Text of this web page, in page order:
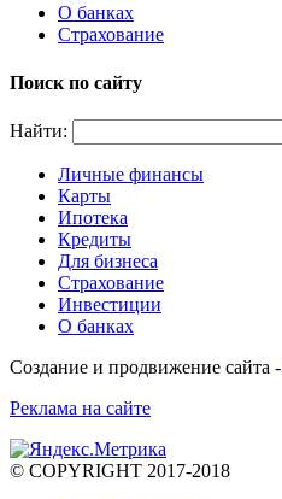
О банках
Страхование
Поиск по сайту
Найти:
Личные финансы
Карты
Ипотека
Кредиты
Для бизнеса
Страхование
Инвестиции
О банках
Создание и продвижение сайта -
Реклама на сайте
© COPYRIGHT 2017-2018